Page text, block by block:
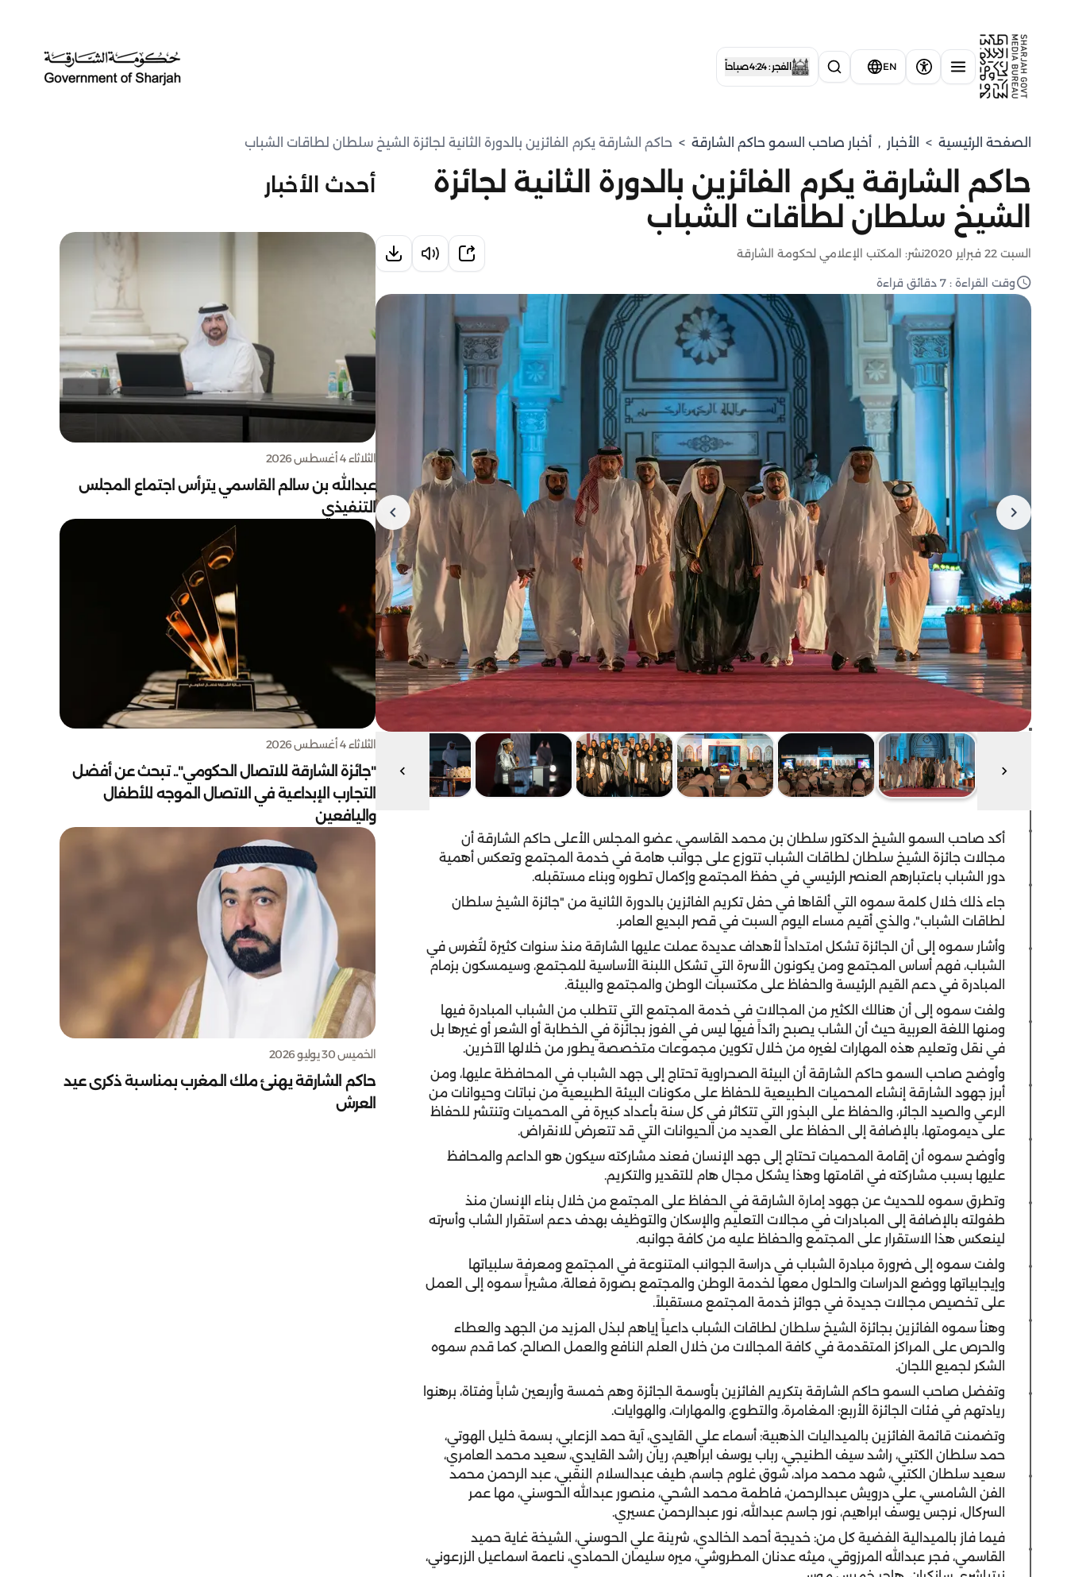
EN الفجر : 4:24 صباحاً
الصفحة الرئيسية > الأخبار , أخبار صاحب السمو حاكم الشارقة > حاكم الشارقة يكرم الفائزين بالدورة الثانية لجائزة الشيخ سلطان لطاقات الشباب
حاكم الشارقة يكرم الفائزين بالدورة الثانية لجائزة
الشيخ سلطان لطاقات الشباب
السبت 22 فبراير 2020 نشر: المكتب الإعلامي لحكومة الشارقة
وقت القراءة : 7 دقائق قراءة
أكد صاحب السمو الشيخ الدكتور سلطان بن محمد القاسمي، عضو المجلس الأعلى حاكم الشارقة أن
مجالات جائزة الشيخ سلطان لطاقات الشباب تتوزع على جوانب هامة في خدمة المجتمع وتعكس أهمية
دور الشباب باعتبارهم العنصر الرئيسي في حفظ المجتمع وإكمال تطوره وبناء مستقبله.
جاء ذلك خلال كلمة سموه التي ألقاها في حفل تكريم الفائزين بالدورة الثانية من "جائزة الشيخ سلطان
لطاقات الشباب"، والذي أقيم مساء اليوم السبت في قصر البديع العامر.
وأشار سموه إلى أن الجائزة تشكل امتداداً لأهداف عديدة عملت عليها الشارقة منذ سنوات كثيرة لتُغرس في
الشباب، فهم أساس المجتمع ومن يكونون الأسرة التي تشكل اللبنة الأساسية للمجتمع، وسيمسكون بزمام
المبادرة في دعم القيم الرئيسة والحفاظ على مكتسبات الوطن والمجتمع والبيئة.
ولفت سموه إلى أن هنالك الكثير من المجالات في خدمة المجتمع التي تتطلب من الشباب المبادرة فيها
ومنها اللغة العربية حيث أن الشاب يصبح رائداً فيها ليس في الفوز بجائزة في الخطابة أو الشعر أو غيرها بل
في نقل وتعليم هذه المهارات لغيره من خلال تكوين مجموعات متخصصة يطور من خلالها الآخرين.
وأوضح صاحب السمو حاكم الشارقة أن البيئة الصحراوية تحتاج إلى جهد الشباب في المحافظة عليها، ومن
أبرز جهود الشارقة إنشاء المحميات الطبيعية للحفاظ على مكونات البيئة الطبيعية من نباتات وحيوانات من
الرعي والصيد الجائر، والحفاظ على البذور التي تتكاثر في كل سنة بأعداد كبيرة في المحميات وتنتشر للحفاظ
على ديمومتها، بالإضافة إلى الحفاظ على العديد من الحيوانات التي قد تتعرض للانقراض.
وأوضح سموه أن إقامة المحميات تحتاج إلى جهد الإنسان فعند مشاركته سيكون هو الداعم والمحافظ
عليها بسبب مشاركته في اقامتها وهذا يشكل مجال هام للتقدير والتكريم.
وتطرق سموه للحديث عن جهود إمارة الشارقة في الحفاظ على المجتمع من خلال بناء الإنسان منذ
طفولته بالإضافة إلى المبادرات في مجالات التعليم والإسكان والتوظيف بهدف دعم استقرار الشاب وأسرته
لينعكس هذا الاستقرار على المجتمع والحفاظ عليه من كافة جوانبه.
ولفت سموه إلى ضرورة مبادرة الشباب في دراسة الجوانب المتنوعة في المجتمع ومعرفة سلبياتها
وإيجابياتها ووضع الدراسات والحلول معها لخدمة الوطن والمجتمع بصورة فعالة، مشيراً سموه إلى العمل
على تخصيص مجالات جديدة في جوائز خدمة المجتمع مستقبلاً.
وهنأ سموه الفائزين بجائزة الشيخ سلطان لطاقات الشباب داعياً إياهم لبذل المزيد من الجهد والعطاء
والحرص على المراكز المتقدمة في كافة المجالات من خلال العلم النافع والعمل الصالح، كما قدم سموه
الشكر لجميع اللجان.
وتفضل صاحب السمو حاكم الشارقة بتكريم الفائزين بأوسمة الجائزة وهم خمسة وأربعين شاباً وفتاة، برهنوا
ريادتهم في فئات الجائزة الأربع: المغامرة، والتطوع، والمهارات، والهوايات.
وتضمنت قائمة الفائزين بالميداليات الذهبية: أسماء علي القايدي، آية حمد الزعابي، بسمة خليل الهوتي،
حمد سلطان الكتبي، راشد سيف الطنيجي، رباب يوسف ابراهيم، ريان راشد القايدي، سعيد محمد العامري،
سعيد سلطان الكتبي، شهد محمد مراد، شوق غلوم جاسم، طيف عبدالسلام النقبي، عبد الرحمن محمد
الفن الشامسي، علي درويش عبدالرحمن، فاطمة محمد الشحي، منصور عبدالله الحوسني، مها عمر
السركال، نرجس يوسف ابراهيم، نور جاسم عبدالله، نور عبدالرحمن عسيري.
فيما فاز بالميدالية الفضية كل من: خديجة أحمد الخالدي، شرينة علي الحوسني، الشيخة غاية حميد
القاسمي، فجر عبدالله المرزوقي، ميثه عدنان المطروشي، ميره سليمان الحمادي، ناعمة اسماعيل الزرعوني،
أحدث الأخبار
الثلاثاء 4 أغسطس 2026
عبدالله بن سالم القاسمي يترأس اجتماع المجلس
التنفيذي
الثلاثاء 4 أغسطس 2026
"جائزة الشارقة للاتصال الحكومي".. تبحث عن أفضل
التجارب الإبداعية في الاتصال الموجه للأطفال
واليافعين
الخميس 30 يوليو 2026
حاكم الشارقة يهنئ ملك المغرب بمناسبة ذكرى عيد
العرش